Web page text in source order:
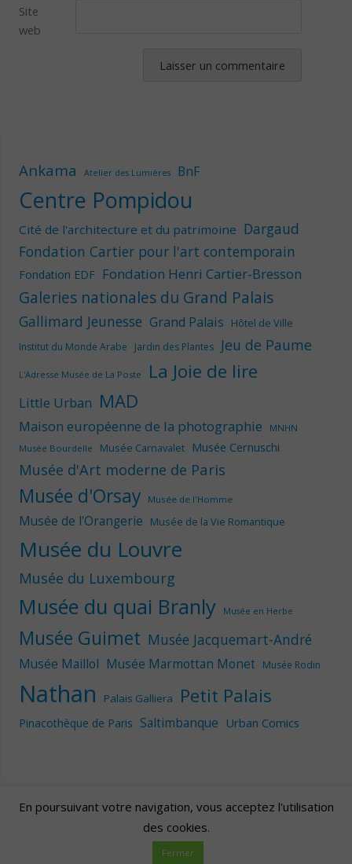
Site
web
Ankama Atelier des Lumières BnF
Centre Pompidou
Cité de l'architecture et du patrimoine Dargaud
Fondation Cartier pour l'art contemporain
Fondation EDF Fondation Henri Cartier-Bresson
Galeries nationales du Grand Palais
Gallimard Jeunesse Grand Palais Hôtel de Ville
Institut du Monde Arabe Jardin des Plantes Jeu de Paume
L'Adresse Musée de La Poste La Joie de lire
Little Urban MAD
Maison européenne de la photographie
MNHN
Musée Bourdelle
Musée Carnavalet Musée Cernuschi
Musée d'Art moderne de Paris
Musée d'Orsay Musée de l'Homme
Musée de l'Orangerie Musée de la Vie Romantique
Musée du Louvre
Musée du Luxembourg
Musée du quai Branly Musée en Herbe
Musée Guimet Musée Jacquemart-André
Musée Maillol Musée Marmottan Monet Musée Rodin
Nathan Palais Galliera Petit Palais
Pinacothèque de Paris Saltimbanque Urban Comics
| Fièrement propulsé par
En poursuivant votre navigation, vous acceptez l'utilisation
des cookies.
Fermer